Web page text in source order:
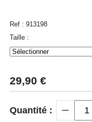
Ref : 913198
Taille :
29,90 €
Quantité :